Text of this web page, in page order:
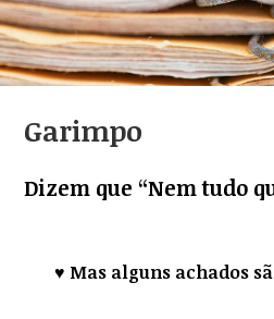
Garimpo
Dizem que “Nem tudo
♥ Mas alguns achados